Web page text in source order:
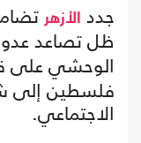
جدد الأزهر
ظل تصاعد
الوحشي على
فلسطين إلى
الاجتماعي.